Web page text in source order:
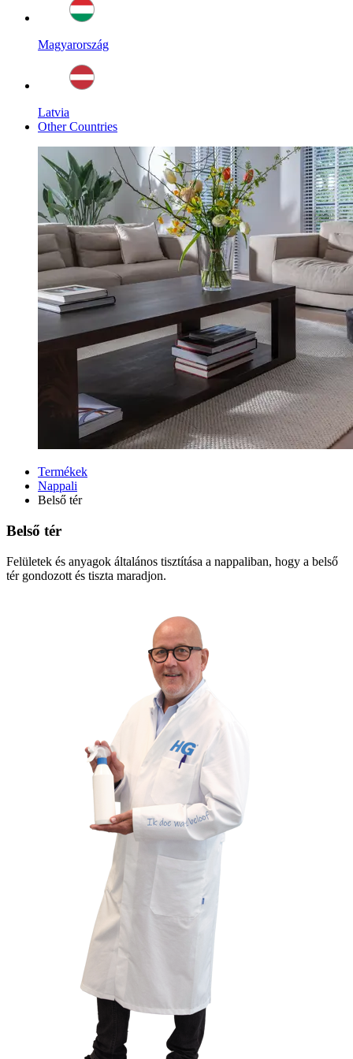
Magyarország
Latvia
Other Countries
Termékek
Nappali
Belső tér
Belső tér
Felületek és anyagok általános tisztítása a nappaliban, hogy a belső
tér gondozott és tiszta maradjon.